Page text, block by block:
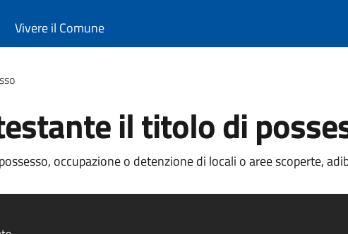
Vivere il Comune
il titolo di
occupazione o detenzione di locali o aree scoperte,